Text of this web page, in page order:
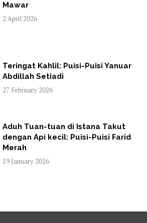
Mawar
2 April 2026
Teringat Kahlil: Puisi-Puisi Yanuar
Abdillah Setiadi
27 February 2026
Aduh Tuan-tuan di Istana Takut
dengan Api kecil: Puisi-Puisi Farid
Merah
19 January 2026